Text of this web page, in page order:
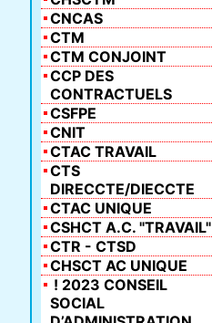
CNCAS
CTM
CTM CONJOINT
CCP DES
CONTRACTUELS
CSFPE
CNIT
CTAC TRAVAIL
CTS
DIRECCTE/DIECCTE
CTAC UNIQUE
CSHCT A.C. "TRAVAIL"
CTR - CTSD
CHSCT AC UNIQUE
! 2023 CONSEIL
SOCIAL